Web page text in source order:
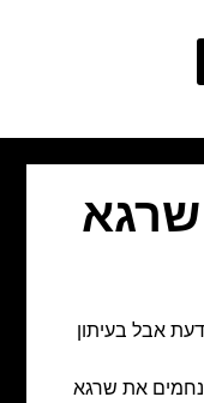
שרגא
אבל בעיתון
את שרגא